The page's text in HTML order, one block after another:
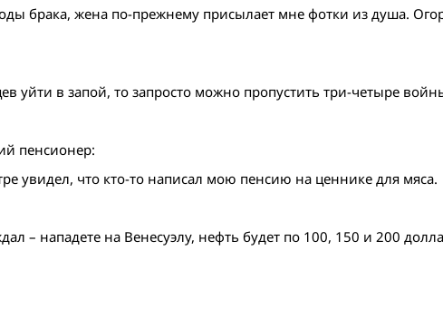
брака, жена по-прежнему присылает мне фотки из душа.
уйти в запой, то запросто можно пропустить три-четыре
пенсионер:
увидел, что кто-то написал мою пенсию на ценнике для мяса.
– нападете на Венесуэлу, нефть будет по 100, 150 и 200